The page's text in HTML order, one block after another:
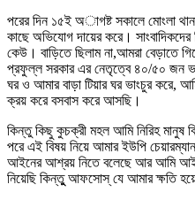
পরের দিন ১৫ই অাগষ্ট সকালে মোংলা
কাছে অভিযোগ দায়ের করে।
কেউ। বাড়িতে ছিলাম না,আমরা বেড়াতে
প্রফুল্ল সরকার এর নেতৃত্বে ৪০/৫০ জন
ঘর ও আমার বাড়া টিয়ার ঘর ভাংচুর করে,
ক্রয় করে বসবাস করে আসছি।
কিন্তু কিছু কুচক্রী মহল আমি নিরিহ মানুষ
পরে এই বিষয় নিয়ে আমার ইউপি
আইনের আশ্রয় নিতে বলেছে আর আমি
নিয়েছি কিন্তুু আফসোস্ যে আমার ক্ষতি